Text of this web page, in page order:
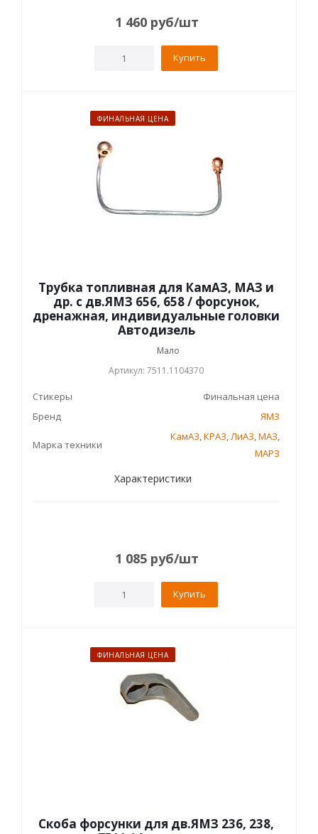
1 460руб/шт
Купить
ФИНАЛЬНАЯ ЦЕНА
Трубка топливная для КамАЗ, МАЗ и
др. с дв.ЯМЗ 656, 658 / форсунок,
дренажная, индивидуальные головки
Автодизель
Мало
Артикул: 7511.1104370
Стикеры
Финальная цена
Бренд
ЯМЗ
Марка техники
КамАЗ,КРАЗ,ЛиАЗ,МАЗ,
МАРЗ
Характеристики
1 085руб/шт
Купить
ФИНАЛЬНАЯ ЦЕНА
Скоба форсунки для дв.ЯМЗ 236, 238,